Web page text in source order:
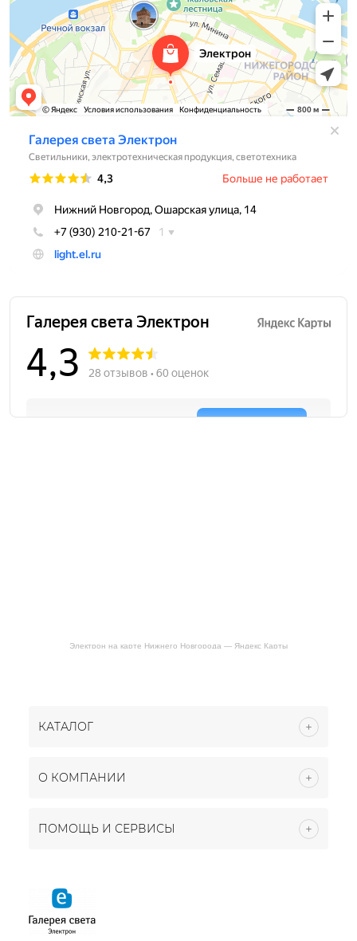
Электрон на карте Нижнего Новгорода — Яндекс Карты
КАТАЛОГ
О КОМПАНИИ
ПОМОЩЬ И СЕРВИСЫ